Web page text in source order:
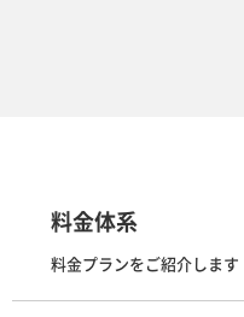
料金体系
料金プランをご紹介します